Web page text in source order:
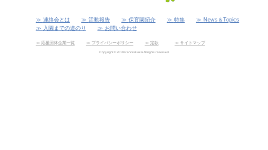
連絡会とは 活動報告 保育園紹介 特集
News＆Topics
入園までの道のり
お問い合わせ
応援団体企業一覧 プライバシーポリシー 定款 サイトマップ
Copyright © 2019 Rennrakukai All rights reserved.